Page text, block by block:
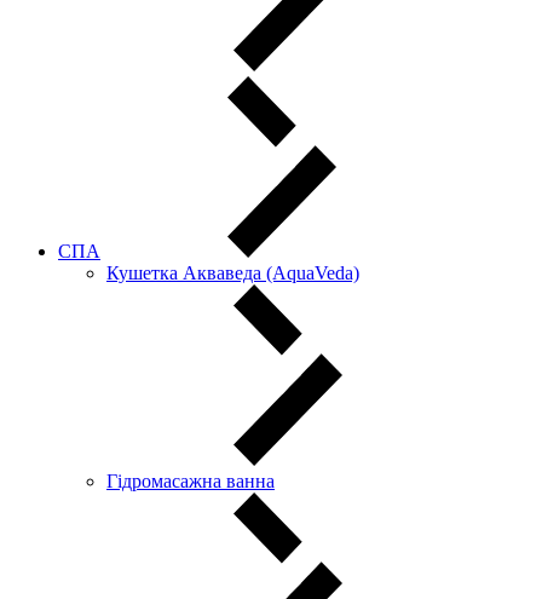
СПА
Кушетка Акваведа (AquaVeda)
Гідромасажна ванна